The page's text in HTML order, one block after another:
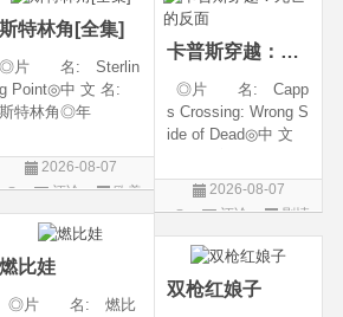
斯特林角[全集]
◎片 名: Sterlin
g Point◎中 文 名:
斯特林角◎年
地: 美国◎类
别: 剧情◎语
期: 2026-08-05(美
国)◎IMDb评分: 6
2026-08-07
评论
欧美
剧
卡普斯穿越：死亡的反面
◎片 名: Capp
s Crossing: Wrong S
ide of Dead◎中 文
死亡的反面◎年
代: 2026◎产
别: 剧情 / 悬疑 / 惊
悚 / 犯罪◎语
2026-08-07
评论
剧情
片
燃比娃
◎片 名: 燃比
双枪红娘子